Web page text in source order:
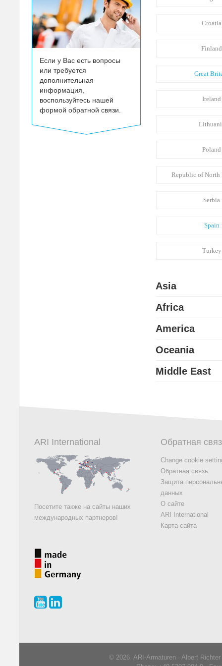
Croatia
Finland
Great
Ireland
Poland
Republic of North
Serbia
Spain
Turkey
Asia
Africa
America
Oceania
Middle East
Если у Вас есть вопросы
или требуется
дополнительная
информация,
воспользуйтесь нашей
формой обратной связи.
ARI International
Посетите также на сайты наших
международных партнеров!
Обратная
Change cookie
Обратная связь
Защита
данных
О сайте
ARI International
Карта-сайта
© 2026 ARI-Armaturen · Albert